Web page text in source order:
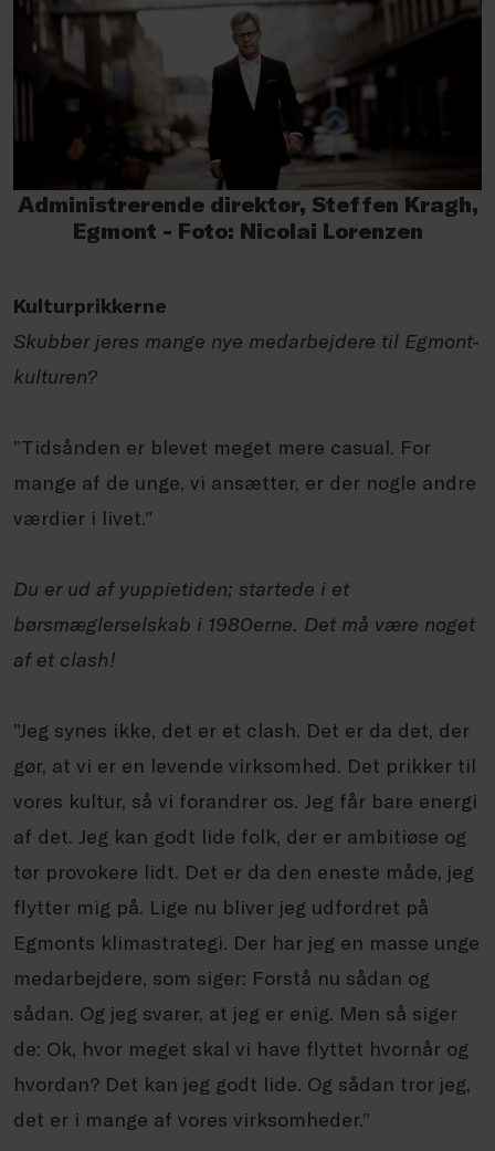
Administrerende direktør, Steffen Kragh,
Egmont - Foto: Nicolai Lorenzen
Kulturprikkerne
Skubber jeres mange nye medarbejdere til Egmont-
kulturen?
”Tidsånden er blevet meget mere casual. For
mange af de unge, vi ansætter, er der nogle andre
værdier i livet.”
Du er ud af yuppietiden; startede i et
børsmæglerselskab i 1980erne. Det må være noget
af et clash!
”Jeg synes ikke, det er et clash. Det er da det, der
gør, at vi er en levende virksomhed. Det prikker til
vores kultur, så vi forandrer os. Jeg får bare energi
af det. Jeg kan godt lide folk, der er ambitiøse og
tør provokere lidt. Det er da den eneste måde, jeg
flytter mig på. Lige nu bliver jeg udfordret på
Egmonts klimastrategi. Der har jeg en masse unge
medarbejdere, som siger: Forstå nu sådan og
sådan. Og jeg svarer, at jeg er enig. Men så siger
de: Ok, hvor meget skal vi have flyttet hvornår og
hvordan? Det kan jeg godt lide. Og sådan tror jeg,
det er i mange af vores virksomheder.”